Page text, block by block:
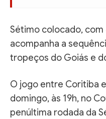
Sétimo colocado, com
acompanha a
tropeços do Goiás e
O jogo entre Coritiba
domingo, às 19h, no
penúltima rodada da